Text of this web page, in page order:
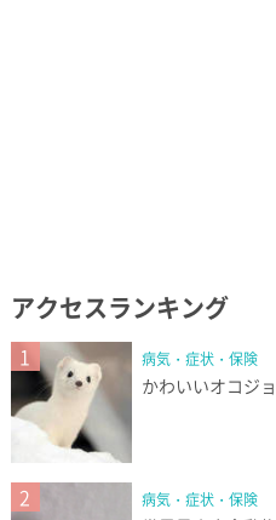
アクセスランキング
1 病気・症状・保険
かわいいオコジ
2 病気・症状・保険